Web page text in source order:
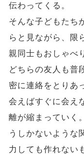
伝わってくる。
そんな子どもたち
らと見ながら、限
親同士もおしゃべ
どちらの友人も普
密に連絡をとりあ
会えばすぐに会え
離が縮まっていく
うしかないような
力しても作れない